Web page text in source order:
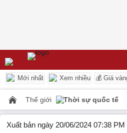
Mới nhất Xem nhiều 💰 Giá
Thế giới Thời sự quốc tế
Xuất bản ngày 20/06/2024 07:38 PM